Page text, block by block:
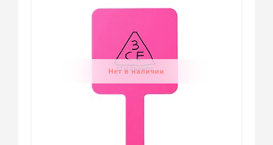
Нет в наличии